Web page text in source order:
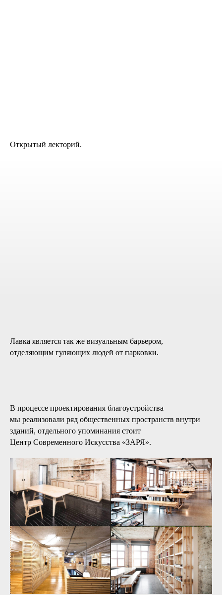
Открытый лекторий.
Лавка является так же визуальным барьером,
отделяющим гуляющих людей от парковки.
В процессе проектирования благоустройства
мы реализовали ряд общественных пространств внутри
зданий, отдельного упоминания стоит
Центр Современного Искусства «ЗАРЯ».